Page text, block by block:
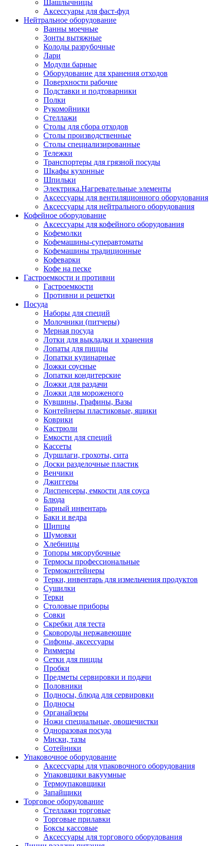
Шашлычницы
Аксессуары для фаст-фуд
Нейтральное оборудование
Ванны моечные
Зонты вытяжные
Колоды разрубочные
Лари
Модули барные
Оборудование для хранения отходов
Поверхности рабочие
Подставки и подтоварники
Полки
Рукомойники
Стеллажи
Столы для сбора отходов
Столы производственные
Столы специализированные
Тележки
Транспортеры для грязной посуды
Шкафы кухонные
Шпильки
Электрика.Нагревательные элементы
Аксессуары для вентиляционного оборудования
Аксессуары для нейтрального оборудования
Кофейное оборудование
Аксессуары для кофейного оборудования
Кофемолки
Кофемашины-суперавтоматы
Кофемашины традиционные
Кофеварки
Кофе на песке
Гастроемкости и противни
Гастроемкости
Противни и решетки
Посуда
Наборы для специй
Молочники (питчеры)
Мерная посуда
Лотки для выкладки и хранения
Лопаты для пиццы
Лопатки кулинарные
Ложки соусные
Лопатки кондитерские
Ложки для раздачи
Ложки для мороженого
Кувшины, Графины, Вазы
Контейнеры пластиковые, ящики
Коврики
Кастрюли
Емкости для специй
Кассеты
Дуршлаги, грохоты, сита
Доски разделочные пластик
Венчики
Джиггеры
Диспенсеры, емкости для соуса
Блюда
Барный инвентарь
Баки и ведра
Щипцы
Шумовки
Хлебницы
Топоры мясорубочные
Термосы профессиональные
Термоконтейнеры
Терки, инвентарь для измельчения продуктов
Сушилки
Терки
Столовые приборы
Совки
Скребки для теста
Сковороды нержавеющие
Сифоны, аксессуары
Риммеры
Сетки для пиццы
Пробки
Предметы сервировки и подачи
Половники
Подносы, блюда для сервировки
Подносы
Органайзеры
Ножи специальные, овощечистки
Одноразовая посуда
Миски, тазы
Сотейники
Упаковочное оборудование
Аксессуары для упаковочного оборудования
Упаковщики вакуумные
Термоупаковщики
Запайщики
Торговое оборудование
Стеллажи торговые
Торговые прилавки
Боксы кассовые
Аксессуары для торгового оборудования